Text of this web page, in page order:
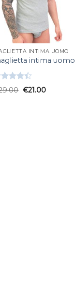
INTIMA UOMO
intima uomo
su 5
€21.00